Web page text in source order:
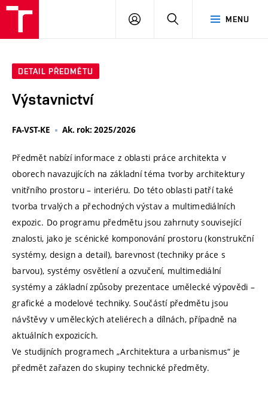
MENU
PŘIHLÁSIT
DETAIL PŘEDMĚTU
Výstavnictví
FA-VST-KE Ak. rok: 2025/2026
Předmět nabízí informace z oblasti práce architekta v
oborech navazujících na základní téma tvorby architektury
vnitřního prostoru – interiéru. Do této oblasti patří také
tvorba trvalých a přechodných výstav a multimediálních
expozic. Do programu předmětu jsou zahrnuty související
znalosti, jako je scénické komponování prostoru (konstrukční
systémy, design a detail), barevnost (techniky práce s
barvou), systémy osvětlení a ozvučení, multimediální
systémy a základní způsoby prezentace umělecké výpovědi –
grafické a modelové techniky. Součástí předmětu jsou
návštěvy v uměleckých ateliérech a dílnách, případně na
aktuálních expozicích.
Ve studijních programech „Architektura a urbanismus“ je
předmět zařazen do skupiny technické předměty.